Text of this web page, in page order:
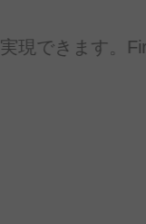
実現できます。